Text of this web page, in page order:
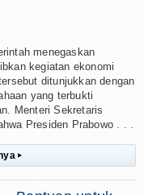
menegaskan
kegiatan ekonomi
ditunjukkan dengan
yang terbukti
Menteri Sekretaris
Presiden Prabowo . . .
▸